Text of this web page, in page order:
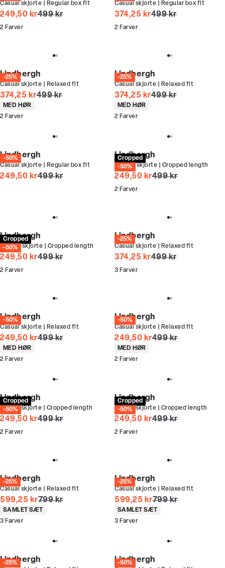
Casual skjorte | Regular box fit
249,50 krI alt (uden rabat)
499 kr
2 Farver
Casual skjorte | Regular box fit
374,25 krI alt (uden rabat)
499 kr
2 Farver
-25%
Lindbergh
Casual skjorte | Relaxed fit
374,25 krI alt (uden rabat)
499 kr
Produkt egenskaber
MED HØR
2 Farver
-25%
Lindbergh
Casual skjorte | Relaxed fit
374,25 krI alt (uden rabat)
499 kr
Produkt egenskaber
MED HØR
2 Farver
-50%
Lindbergh
Casual skjorte | Regular box fit
249,50 krI alt (uden rabat)
499 kr
Cropped
-50%
Lindbergh
Oxford skjorte | Cropped length
249,50 krI alt (uden rabat)
499 kr
2 Farver
Cropped
-50%
Lindbergh
Oxford skjorte | Cropped length
249,50 krI alt (uden rabat)
499 kr
2 Farver
-25%
Lindbergh
Casual skjorte | Relaxed fit
374,25 krI alt (uden rabat)
499 kr
3 Farver
-50%
Lindbergh
Casual skjorte | Relaxed fit
249,50 krI alt (uden rabat)
499 kr
Produkt egenskaber
MED HØR
2 Farver
-50%
Lindbergh
Casual skjorte | Relaxed fit
249,50 krI alt (uden rabat)
499 kr
Produkt egenskaber
MED HØR
2 Farver
Cropped
-50%
Lindbergh
Casual skjorte | Cropped length
249,50 krI alt (uden rabat)
499 kr
2 Farver
Cropped
-50%
Lindbergh
Casual skjorte | Cropped length
249,50 krI alt (uden rabat)
499 kr
2 Farver
-25%
Lindbergh
Casual skjorte | Relaxed fit
599,25 krI alt (uden rabat)
799 kr
Produkt egenskaber
SAMLET SÆT
3 Farver
-25%
Lindbergh
Casual skjorte | Relaxed fit
599,25 krI alt (uden rabat)
799 kr
Produkt egenskaber
SAMLET SÆT
3 Farver
-25%
Lindbergh -50%
Lindbergh